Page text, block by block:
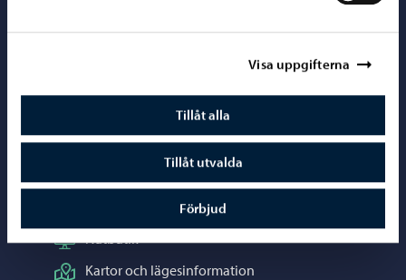
Visa uppgifterna
Tillåt alla
Tillåt utvalda
Förbjud
Telefonrådgivning: 020 692 250
Elektroniska tjänster (ePorvoo)
Nätbutik
Kartor och lägesinformation